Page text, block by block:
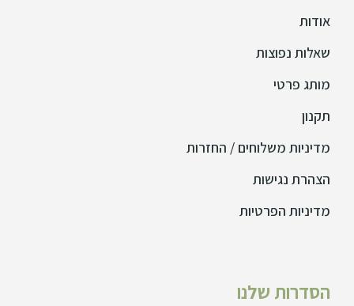
הסדרות שלנו
אודות
שאלות נפוצות
מותג פרטי
תקנון
מדיניות משלוחים / החזרות
הצהרת נגישות
מדיניות הפרטיות